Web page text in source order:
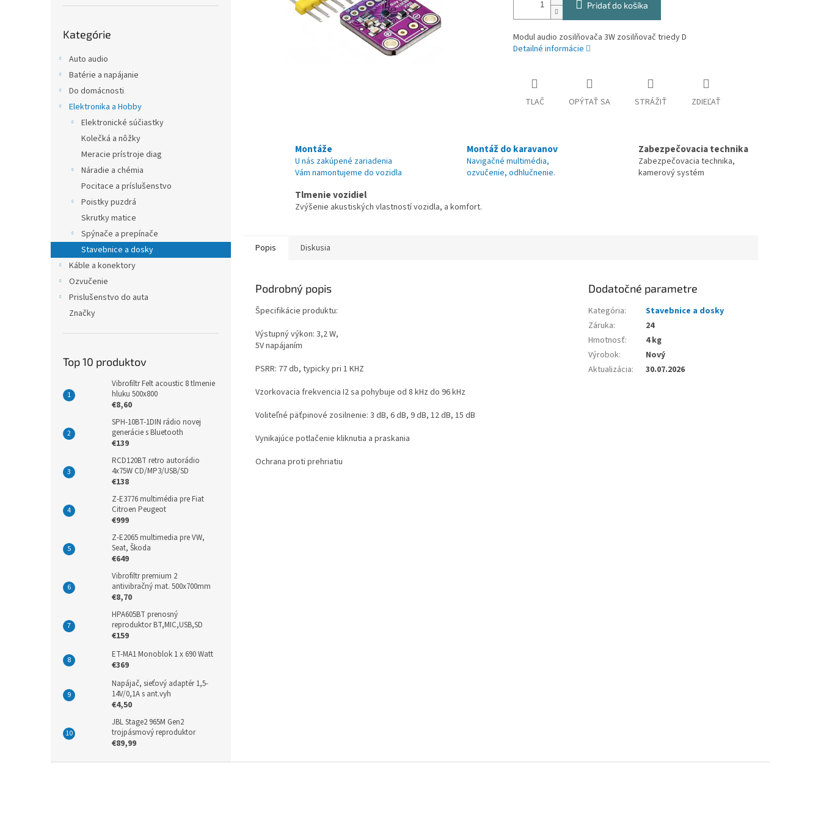
kategórie
Kategórie
Auto audio
Batérie a napájanie
Do domácnosti
Elektronika a Hobby
Elektronické súčiastky
Kolečká a nôžky
Meracie prístroje diag
Náradie a chémia
Pocitace a príslušenstvo
Poistky puzdrá
Skrutky matice
Spýnače a prepínače
Stavebnice a dosky
Káble a konektory
Ozvučenie
Prislušenstvo do auta
Značky
Top 10 produktov
Vibrofiltr Felt acoustic 8 tlmenie
hluku 500x800
€8,60
SPH-10BT-1DIN rádio novej
generácie s Bluetooth
€139
RCD120BT retro autorádio
4x75W CD/MP3/USB/SD
€138
Z-E3776 multimédia pre Fiat
Citroen Peugeot
€999
Z-E2065 multimedia pre VW,
Seat, Škoda
€649
Vibrofiltr premium 2
antivibračný mat. 500x700mm
€8,70
HPA605BT prenosný
reproduktor BT,MIC,USB,SD
€159
ET-MA1 Monoblok 1 x 690 Watt
€369
Napájač, sieťový adaptér 1,5-
14V/0,1A s ant.vyh
€4,50
JBL Stage2 965M Gen2
trojpásmový reproduktor
€89,99
Pridať do košíka
Modul audio zosilňovača 3W zosilňovač triedy D
Detailné informácie
TLAČ OPÝTAŤ SA STRÁŽIŤ ZDIEĽAŤ
Montáže
U nás zakúpené zariadenia
Vám namontujeme do vozidla
Montáž do karavanov
Navigačné multimédia,
ozvučenie, odhlučnenie.
Zabezpečovacia technika
Zabezpečovacia technika,
kamerový systém
Tlmenie vozidiel
Zvýšenie akustiských vlastností vozidla, a komfort.
Popis Diskusia
Podrobný popis
Špecifikácie produktu:
Výstupný výkon: 3,2 W,
5V napájaním
PSRR: 77 db, typicky pri 1 KHZ
Vzorkovacia frekvencia I2 sa pohybuje od 8 kHz do 96 kHz
Voliteľné päťpinové zosilnenie: 3 dB, 6 dB, 9 dB, 12 dB, 15 dB
Vynikajúce potlačenie kliknutia a praskania
Ochrana proti prehriatiu
Dodatočné parametre
Kategória:
Stavebnice a dosky
Záruka:
24
Hmotnosť:
4 kg
Výrobok:
Nový
Aktualizácia: 30.07.2026